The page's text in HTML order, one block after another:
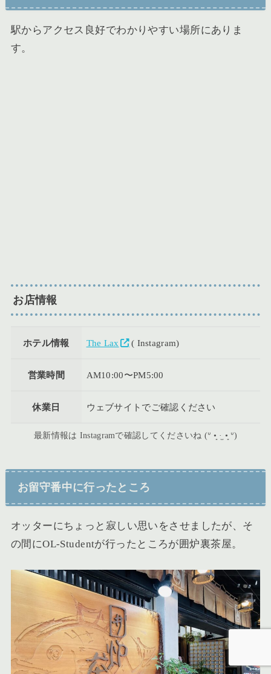
駅からアクセス良好でわかりやすい場所にありま
す。
お店情報
ホテル情報 The Lax ( Instagram)
営業時間 AM10:00〜PM5:00
休業日 ウェブサイトでご確認ください
最新情報は Instagramで確認してくださいね (ᐡ •͈ ·̫ •͈ ᐡ)
お留守番中に行ったところ
オッターにちょっと寂しい思いをさせましたが、そ
の間にOL-Studentが行ったところが囲炉裏茶屋。